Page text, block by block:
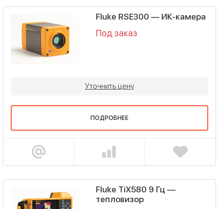
Fluke RSE300 — ИК-камера
Под заказ
Уточнить цену
ПОДРОБНЕЕ
Fluke TiX580 9 Гц —
тепловизор